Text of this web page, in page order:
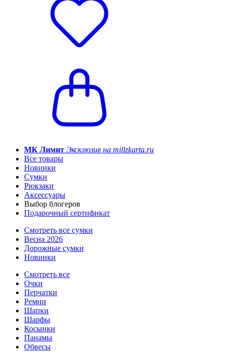
МК Лимит Эксклюзив на millzkarta.ru
Все товары
Новинки
Сумки
Рюкзаки
Аксессуары
Выбор блогеров
Подарочный сертификат
Смотреть все сумки
Весна 2026
Дорожные сумки
Новинки
Смотреть все
Очки
Перчатки
Ремни
Шапки
Шарфы
Косынки
Панамы
Обвесы